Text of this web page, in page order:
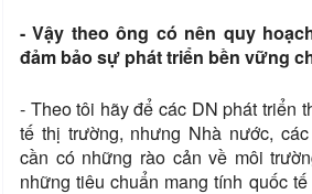
- Vậy theo ông có nên quy
đảm bảo sự phát triển bền vững
- Theo tôi hãy để các DN phát triển
tế thị trường, nhưng Nhà nước,
cần có những rào cản về môi
những tiêu chuẩn mang tính quốc